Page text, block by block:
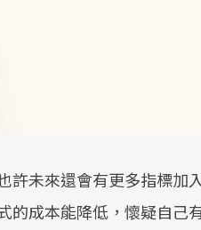
許未來還會有更多指標加
的成本能降低，懷疑自己